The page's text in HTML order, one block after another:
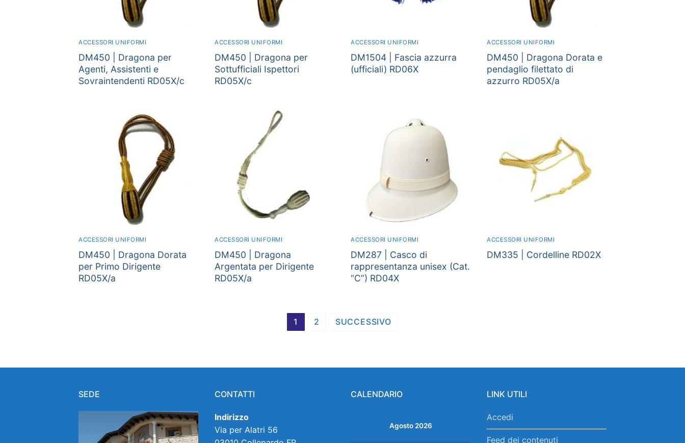
ACCESSORI UNIFORMI
DM450 | Dragona per
Agenti, Assistenti e
Sovraintendenti RD05X/c
ACCESSORI UNIFORMI
DM450 | Dragona per
Sottufficiali Ispettori
RD05X/c
ACCESSORI UNIFORMI
DM1504 | Fascia azzurra
(ufficiali) RD06X
ACCESSORI UNIFORMI
DM450 | Dragona Dorata e
pendaglio filettato di
azzurro RD05X/a
ACCESSORI UNIFORMI
DM450 | Dragona Dorata
per Primo Dirigente
RD05X/a
ACCESSORI UNIFORMI
DM450 | Dragona
Argentata per Dirigente
RD05X/a
ACCESSORI UNIFORMI
DM287 | Casco di
rappresentanza unisex (Cat.
“C”) RD04X
ACCESSORI UNIFORMI
DM335 | Cordelline RD02X
1 2 SUCCESSIVO
SEDE CONTATTI
Indirizzo
Via per Alatri 56
CALENDARIO
Agosto 2026
LINK UTILI
Accedi
Feed dei contenuti